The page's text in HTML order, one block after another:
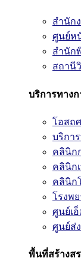
สำนัก
ศูนย์ห
สำนัก
สถานี
บริการทาง
โอสถ
บริกา
คลินิก
คลินิก
คลินิก
โรงพ
ศูนย์เ
ศูนย์ส่
พื้นที่สร้างส